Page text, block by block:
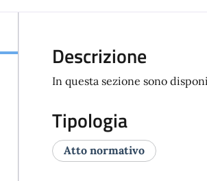
Descrizione
In questa sezione sono
Tipologia
Atto normativo